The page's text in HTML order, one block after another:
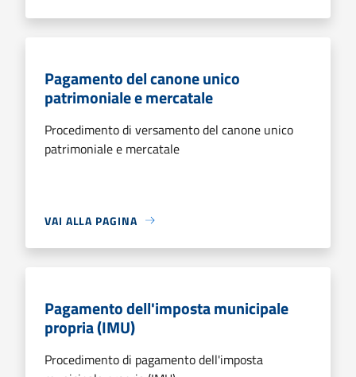
Pagamento del canone unico
patrimoniale e mercatale
Procedimento di versamento del canone unico
patrimoniale e mercatale
VAI ALLA PAGINA
Pagamento dell'imposta municipale
propria (IMU)
Procedimento di pagamento dell'imposta